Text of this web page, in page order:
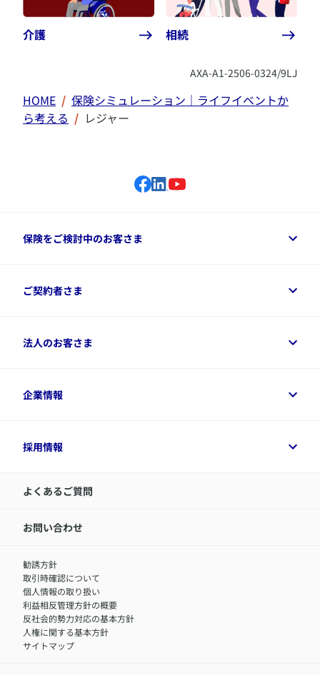
介護 相続
AXA-A1-2506-0324/9LJ
HOME
保険シミュレーション｜ライフイベントか
ら考える
レジャー
保険をご検討中のお客さま
保険をご検討中のお客さまトップ
資料請求
変額保険各種情報
ご契約者さま
ご契約者さまトップ
デジタル約款
令和8年（2026年）分の生命保険料控除証明書について
アクサのネット完結保険（旧アクサダイレクト生命）
法人のお客さま
法人のお客さまトップ
経営者サポートサービス
企業情報
企業情報トップ
アクサ生命が選ばれる理由
IR情報
サステナビリティの取り組み
​お客さまを金融犯罪からお守りするために
アクサグループについて
採用情報
採用情報トップ
中途採用：内勤正社員
職）
中途採用：フィナンシャルプラン・アドバイザー（営業職）
障害者採用
よくあるご質問
お問い合わせ
勧誘方針
取引時確認について
個人情報の取り扱い
利益相反管理方針の概要
反社会的勢力対応の基本方針
人権に関する基本方針
サイトマップ